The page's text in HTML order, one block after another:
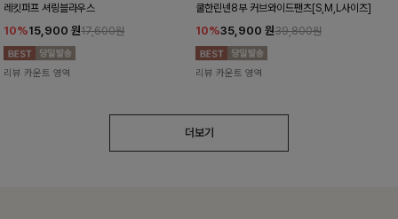
레킷퍼프 셔링블라우스
10%15,900 원17,600원
리뷰 카운트 영역
쿨한린넨8부 커브와이드팬츠[S,M,L사이즈]
10%35,900 원39,800원
리뷰 카운트 영역
더보기